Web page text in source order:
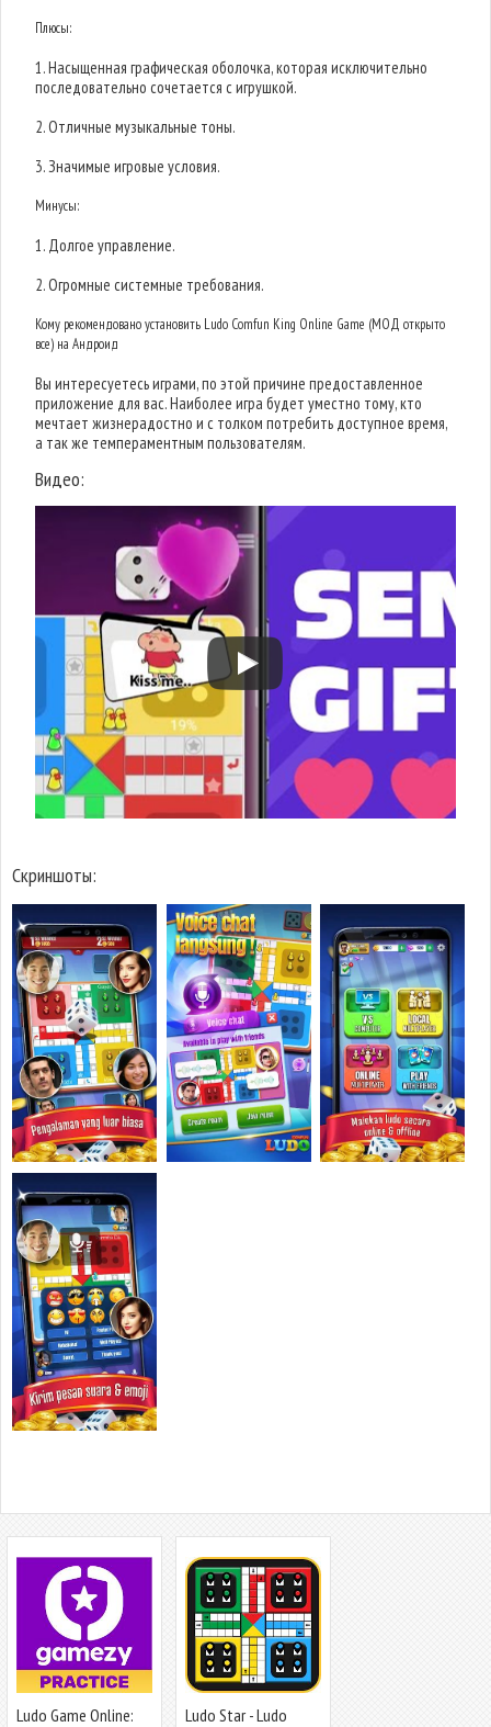
Плюсы:
1. Насыщенная графическая оболочка, которая исключительно
последовательно сочетается с игрушкой.
2. Отличные музыкальные тоны.
3. Значимые игровые условия.
Минусы:
1. Долгое управление.
2. Огромные системные требования.
Кому рекомендовано установить Ludo Comfun King Online Game (МОД открыто
все) на Андроид
Вы интересуетесь играми, по этой причине предоставленное
приложение для вас. Наиболее игра будет уместно тому, кто
мечтает жизнерадостно и с толком потребить доступное время,
а так же темпераментным пользователям.
Видео:
Скриншоты:
Ludo Game Online:
Ludo Star - Ludo